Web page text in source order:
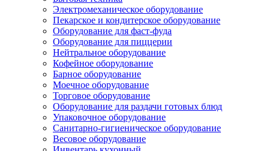
Электромеханическое оборудование
Пекарское и кондитерское оборудование
Оборудование для фаст-фуда
Оборудование для пиццерии
Нейтральное оборудование
Кофейное оборудование
Барное оборудование
Моечное оборудование
Торговое оборудование
Оборудование для раздачи готовых блюд
Упаковочное оборудование
Санитарно-гигиеническое оборудование
Весовое оборудование